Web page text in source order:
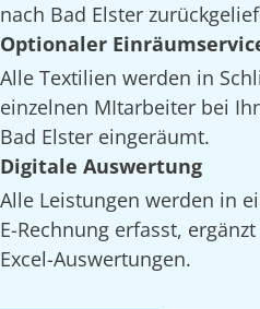
nach Bad Elster
Optionaler
Alle Textilien werden in
einzelnen MItarbeiter bei
Bad Elster eingeräumt.
Digitale Auswertung
Alle Leistungen werden in
E-Rechnung erfasst,
Excel-Auswertungen.